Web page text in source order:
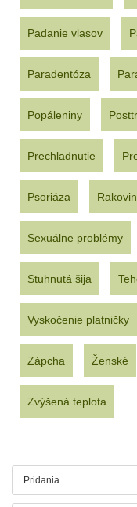
Padanie vlasov
Paradentóza
Popáleniny
Prechladnutie
Psoriáza
Sexuálne problémy
Stuhnutá šija
Vyskočenie platničky
Zápcha Ženské
Zvýšená teplota